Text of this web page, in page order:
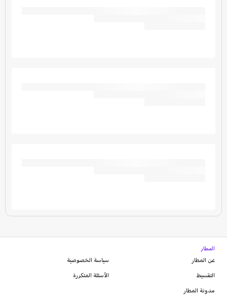
المطار
عن المطار
التقسيط
مدونة المطار
سياسة الخصوصية
الأسئلة المتكررة